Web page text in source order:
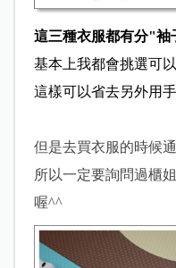
這三種衣服都有分"
基本上我都會挑選可
這樣可以省去另外用
但是去買衣服的時候
所以一定要詢問過櫃
喔^^